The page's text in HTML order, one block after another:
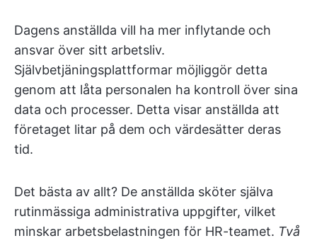
Dagens anställda vill ha mer inflytande och
ansvar över sitt arbetsliv.
Självbetjäningsplattformar möjliggör detta
genom att låta personalen ha kontroll över sina
data och processer. Detta visar anställda att
företaget litar på dem och värdesätter deras
tid.
Det bästa av allt? De anställda sköter själva
rutinmässiga administrativa uppgifter, vilket
minskar arbetsbelastningen för HR-teamet. Två